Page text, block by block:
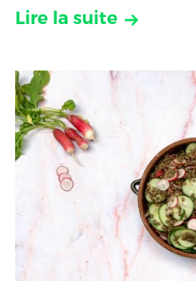
Lire la suite